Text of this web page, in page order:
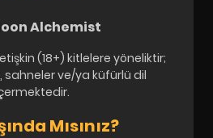
Alchemist
(18+) kitlelere yöneliktir;
ve/ya küfürlü dil
Mısınız?